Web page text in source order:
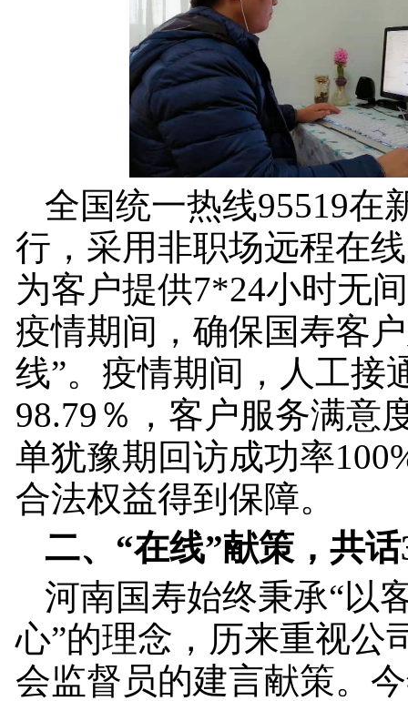
全国统一热线95519在
行，采用非职场远程在
为客户提供7*24小时无
疫情期间，确保国寿客
线”。疫情期间，人工接
98.79％，客户服务满意
单犹豫期回访成功率
合法权益得到保障。
二、“在线”献策，共话
河南国寿始终秉承“以
心”的理念，历来重视公
会监督员的建言献策。今